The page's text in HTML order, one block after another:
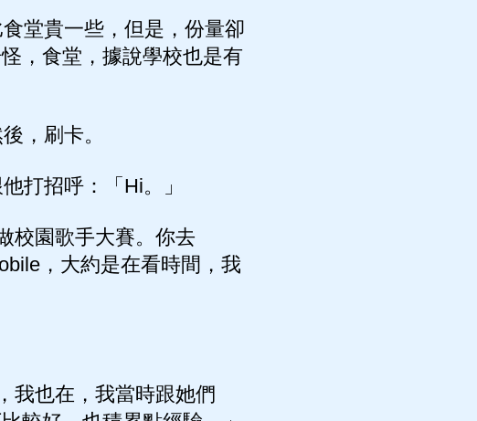
堂貴一些，但是，份量卻
，食堂，據說學校也是有
，刷卡。
打招呼：「Hi。」
校園歌手大賽。你去
，大約是在看時間，我
我也在，我當時跟她們